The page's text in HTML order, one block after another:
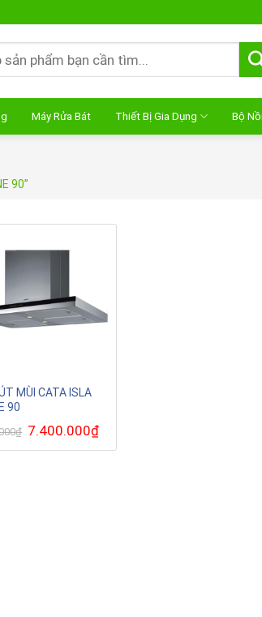
Máy Rửa Bát Thiết Bị Gia Dụng Bộ
90”
MÙI CATA ISLA
90
₫ Giá
gốc
là:
7.400.000₫Giá
tại